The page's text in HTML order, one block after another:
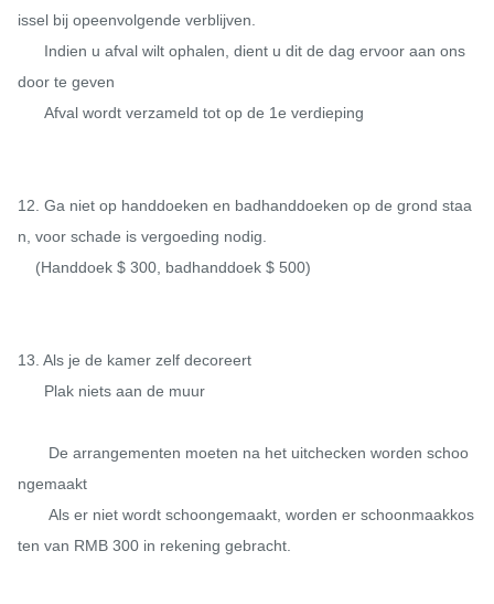
issel bij opeenvolgende verblijven.
door te geven
12. Ga niet op handdoeken en badhanddoeken op de grond staa
n, voor schade is vergoeding nodig.
13. Als je de kamer zelf decoreert
ngemaakt
ten van RMB 300 in rekening gebracht.